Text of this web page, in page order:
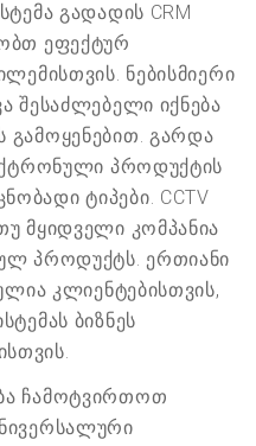
გადადის CRM
ეფექტურ
ნებისმიერი
შესაძლებელი იქნება
გამოყენებით. გარდა
პროდუქტის
ტიპები. CCTV
მყიდველი კომპანია
პროდუქტს. ერთიანი
კლიენტებისთვის,
ბიზნეს
ჩამოტვირთოთ